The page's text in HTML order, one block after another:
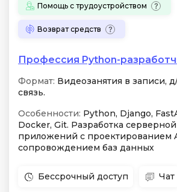
Помощь с трудоустройством
Возврат средств
Профессия Python-
Формат: Видеозанятия в записи,
связь.
Особенности: Python, Django,
Docker, Git. Разработка
приложений с проектированием
сопровождением баз данных
Бессрочный доступ Чат